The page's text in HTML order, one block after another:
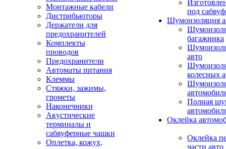
Монтажные кабели
Дистрибьюторы
Держатели для
предохранителей
Комплекты
проводов
Предохранители
Автоматы питания
Клеммы
Стяжки, зажимы,
грометы
Наконечники
Акустические
терминалы и
сабвуферные чашки
Оплетка, кожух,
под
Шумоизоляция
багажника
авто
колесных
Полная
Оклейка
Оклейка
части авто